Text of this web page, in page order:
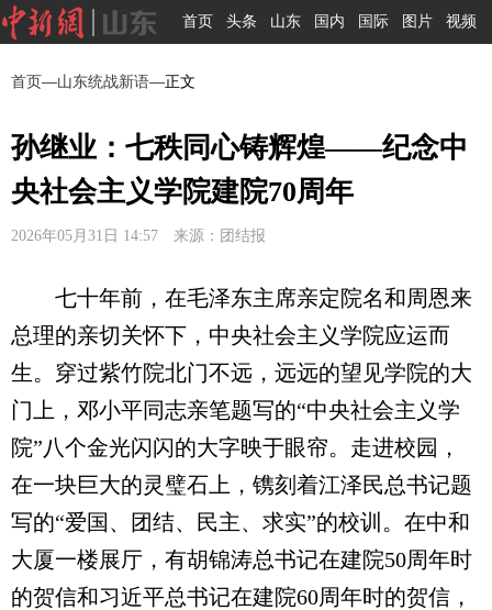
首页 头条 山东 国内 国际 图片 视频
首页—山东统战新语—正文
孙继业：七秩同心铸辉煌——纪念中
央社会主义学院建院70周年
2026年05月31日 14:57 来源：团结报
七十年前，在毛泽东主席亲定院名和周恩来
总理的亲切关怀下，中央社会主义学院应运而
生。穿过紫竹院北门不远，远远的望见学院的大
门上，邓小平同志亲笔题写的“中央社会主义学
院”八个金光闪闪的大字映于眼帘。走进校园，
在一块巨大的灵璧石上，镌刻着江泽民总书记题
写的“爱国、团结、民主、求实”的校训。在中和
大厦一楼展厅，有胡锦涛总书记在建院50周年时
的贺信和习近平总书记在建院60周年时的贺信，